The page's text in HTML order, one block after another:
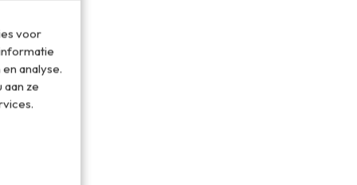
voor
analyse.
ze